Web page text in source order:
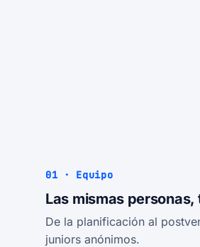
01 · Equipo
Las mismas personas,
De la planificación al
juniors anónimos.